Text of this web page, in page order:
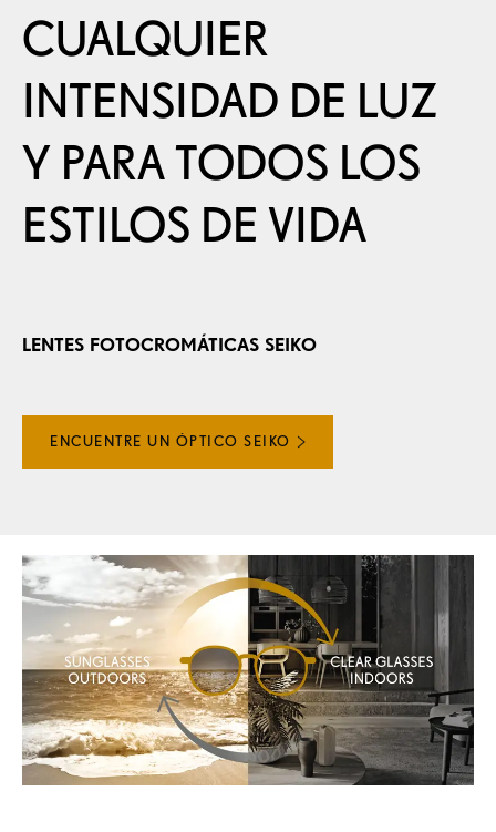
SELECCIONAR PAÍS
CUALQUIER
INTENSIDAD DE LUZ
Y PARA TODOS LOS
ESTILOS DE VIDA
LENTES FOTOCROMÁTICAS SEIKO
ENCUENTRE UN ÓPTICO SEIKO